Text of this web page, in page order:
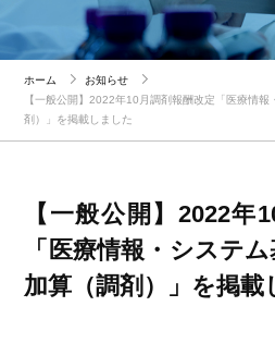
ホーム
お知らせ
【一般公開】2022年10月調剤報酬改定「医療情
剤）」を掲載しました
【一般公開】2022年
「医療情報・システ
加算（調剤）」を掲載